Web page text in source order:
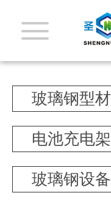
玻璃钢型材
电池充电架
玻璃钢设备